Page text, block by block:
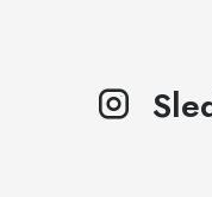
u